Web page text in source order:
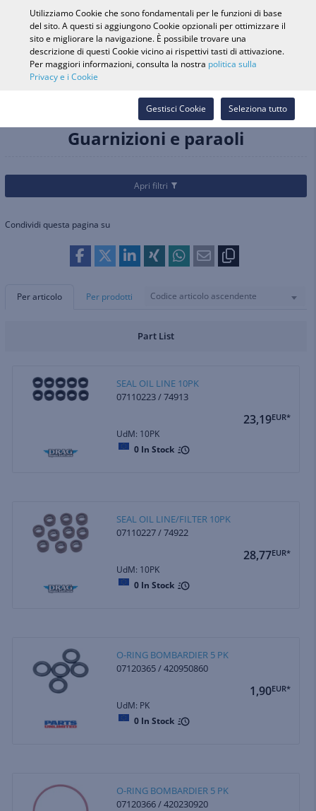
Ricerca veicolo
Cerca nel
Webshop
Accedi
Ricambi e accessori
Motore e componenti di ricambio
Guarnizioni e paraoli
Guarnizioni e paraoli
Apri filtri
Condividi questa pagina su
Per articolo Per prodotti Codice articolo ascendente
Part List
SEAL OIL LINE 10PK
07110223 / 74913
23,19EUR*
UdM: 10PK
0 In Stock
SEAL OIL LINE/FILTER 10PK
07110227 / 74922
28,77EUR*
UdM: 10PK
0 In Stock
O-RING BOMBARDIER 5 PK
07120365 / 420950860
1,90EUR*
UdM: PK
0 In Stock
O-RING BOMBARDIER 5 PK
07120366 / 420230920
Utilizziamo Cookie che sono fondamentali per le funzioni di base
del sito. A questi si aggiungono Cookie opzionali per ottimizzare il
sito e migliorare la navigazione. È possibile trovare una
descrizione di questi Cookie vicino ai rispettivi tasti di attivazione.
Per maggiori informazioni, consulta la nostra politica sulla
Privacy e i Cookie
Seleziona tutto
Gestisci Cookie